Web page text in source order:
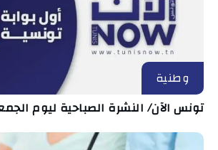
وطنية
تونس الآن/ النشرة الصباحية ليوم الجمعة 7 أوت